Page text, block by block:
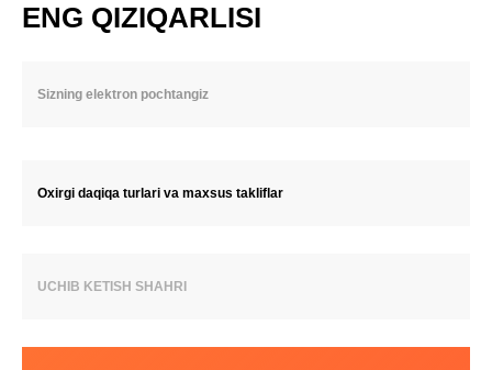
ENG QIZIQARLISI
Oxirgi daqiqa turlari va maxsus takliflar
UCHIB KETISH SHAHRI